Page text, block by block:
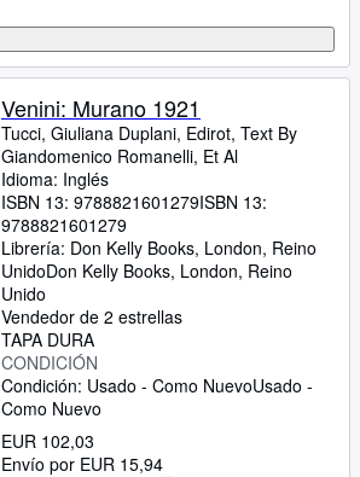
Venini: Murano 1921
Tucci, Giuliana Duplani, Edirot, Text By
Giandomenico Romanelli, Et Al
Idioma: Inglés
ISBN 13: 9788821601279ISBN 13:
9788821601279
Librería: Don Kelly Books, London, Reino
UnidoDon Kelly Books, London, Reino
Unido
Vendedor de 2 estrellas
TAPA DURA
CONDICIÓN
Condición: Usado - Como NuevoUsado -
Como Nuevo
EUR 102,03
Envío por EUR 15,94